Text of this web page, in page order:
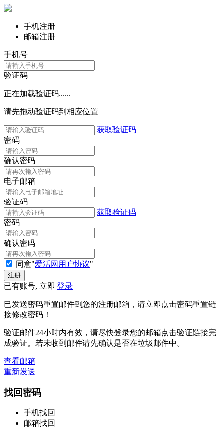
手机注册
邮箱注册
手机号
验证码
正在加载验证码......
请先拖动验证码到相应位置
获取验证码
密码
确认密码
电子邮箱
验证码
获取验证码
密码
确认密码
同意"爱活网用户协议"
已有账号, 立即 登录
已发送密码重置邮件到您的注册邮箱，请立即点击密码重置链
接修改密码！
验证邮件24小时内有效，请尽快登录您的邮箱点击验证链接完
成验证。若未收到邮件请先确认是否在垃圾邮件中。
查看邮箱
重新发送
找回密码
手机找回
邮箱找回